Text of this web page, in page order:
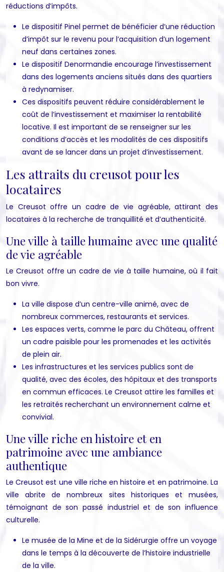
réductions d’impôts.
Le dispositif Pinel permet de bénéficier d’une réduction
d’impôt sur le revenu pour l’acquisition d’un logement
neuf dans certaines zones.
Le dispositif Denormandie encourage l’investissement
dans des logements anciens situés dans des quartiers
à redynamiser.
Ces dispositifs peuvent réduire considérablement le
coût de l’investissement et maximiser la rentabilité
locative. Il est important de se renseigner sur les
conditions d’accès et les modalités de ces dispositifs
avant de se lancer dans un projet d’investissement.
Les attraits du creusot pour les
locataires
Le Creusot offre un cadre de vie agréable, attirant des
locataires à la recherche de tranquillité et d’authenticité.
Une ville à taille humaine avec une qualité
de vie agréable
Le Creusot offre un cadre de vie à taille humaine, où il fait
bon vivre.
La ville dispose d’un centre-ville animé, avec de
nombreux commerces, restaurants et services.
Les espaces verts, comme le parc du Château, offrent
un cadre paisible pour les promenades et les activités
de plein air.
Les infrastructures et les services publics sont de
qualité, avec des écoles, des hôpitaux et des transports
en commun efficaces. Le Creusot attire les familles et
les retraités recherchant un environnement calme et
convivial.
Une ville riche en histoire et en
patrimoine avec une ambiance
authentique
Le Creusot est une ville riche en histoire et en patrimoine. La
ville abrite de nombreux sites historiques et musées,
témoignant de son passé industriel et de son influence
culturelle.
Le musée de la Mine et de la Sidérurgie offre un voyage
dans le temps à la découverte de l’histoire industrielle
de la ville.